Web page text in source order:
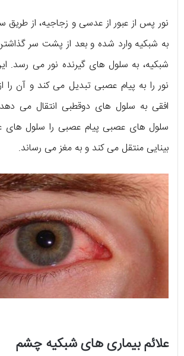
نور پس از عبور از عدسی و زجاجیه، از
به شبکیه وارد شده و بعد از پشت سر
شبکیه، به سلول های گیرنده نور می رسد.
نور را به پیام عصبی تبدیل می کند و آن
افقی به سلول های دوقطبی انتقال می
سلول های عصبی پیام عصبی را سلول
بینایی منتقل می کند و به مغز می رساند.
علائم بیماری های شبکیه چشم